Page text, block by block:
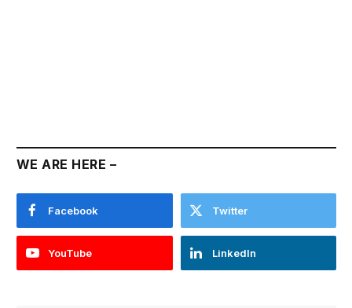
WE ARE HERE –
Facebook Twitter
YouTube LinkedIn